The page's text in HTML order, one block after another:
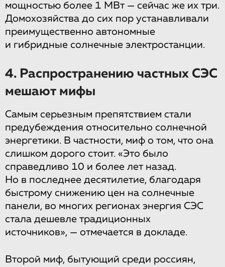
мощностью более 1 МВт — сейчас же их три.
Домохозяйства до сих пор устанавливали
преимущественно автономные
и гибридные солнечные электростанции.
4. Распространению частных СЭС
мешают мифы
Самым серьезным препятствием стали
предубеждения относительно солнечной
энергетики. В частности, миф о том, что она
слишком дорого стоит. «Это было
справедливо 10 и более лет назад.
Но в последнее десятилетие, благодаря
быстрому снижению цен на солнечные
панели, во многих регионах энергия СЭС
стала дешевле традиционных
источников», — отмечается в докладе.
Второй миф, бытующий среди россиян,